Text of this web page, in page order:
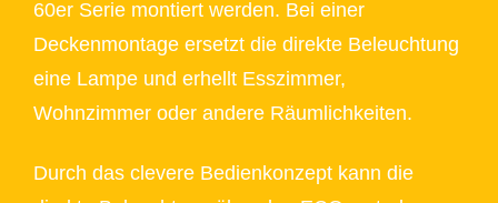
60er Serie montiert werden. Bei einer
Deckenmontage ersetzt die direkte Beleuchtung
eine Lampe und erhellt Esszimmer,
Wohnzimmer oder andere Räumlichkeiten.
Durch das clevere Bedienkonzept kann die